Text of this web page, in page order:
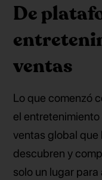
De
ventas
Lo que comenzó
el
ventas global que
descubren y
solo un lugar